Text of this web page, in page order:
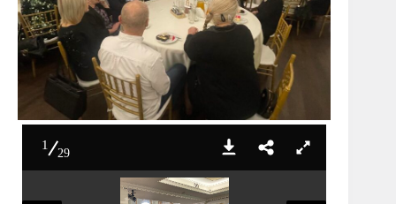
1
29